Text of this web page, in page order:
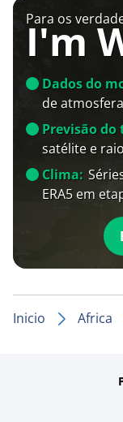
Para os
I'm
Dados do
de atmosfera
Previsão do
satélite e
Clima:
ERA5 em
Inicio Africa